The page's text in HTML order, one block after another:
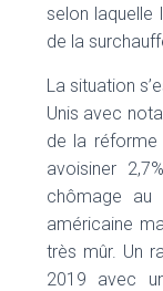
selon laquelle
de la
La situation
Unis avec
de la
avoisiner
chômage au
américaine
très mûr. Un
2019 avec